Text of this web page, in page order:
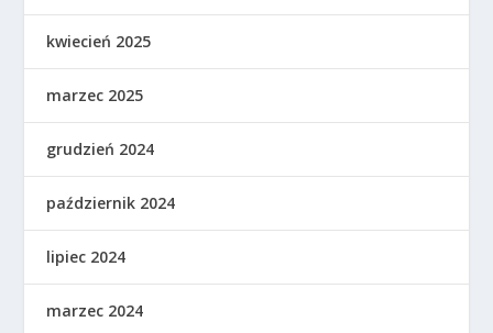
kwiecień 2025
marzec 2025
grudzień 2024
październik 2024
lipiec 2024
marzec 2024